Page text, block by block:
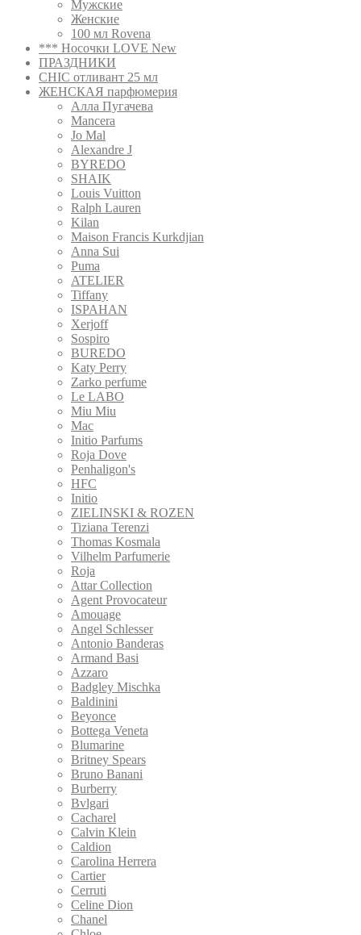
Мужские
Женские
100 мл Rovena
*** Носочки LOVE New
ПРАЗДНИКИ
CHIC отливант 25 мл
ЖЕНСКАЯ парфюмерия
Алла Пугачева
Mancera
Jo Mal
Alexandre J
BYREDO
SHAIK
Louis Vuitton
Ralph Lauren
Kilan
Maison Francis Kurkdjian
Anna Sui
Puma
ATELIER
Tiffany
ISPAHAN
Xerjoff
Sospiro
BUREDO
Katy Perry
Zarko perfume
Le LABO
Miu Miu
Mac
Initio Parfums
Roja Dove
Penhaligon's
HFC
Initio
ZIELINSKI & ROZEN
Tiziana Terenzi
Thomas Kosmala
Vilhelm Parfumerie
Roja
Attar Collection
Agent Provocateur
Amouage
Angel Schlesser
Antonio Banderas
Armand Basi
Azzaro
Badgley Mischka
Baldinini
Beyonce
Bottega Veneta
Blumarine
Britney Spears
Bruno Banani
Burberry
Bvlgari
Cacharel
Calvin Klein
Caldion
Carolina Herrera
Cartier
Cerruti
Celine Dion
Chanel